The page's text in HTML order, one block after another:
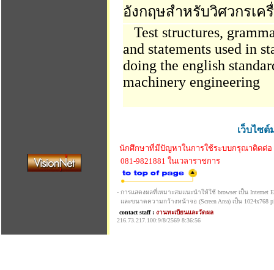
อังกฤษสำหรับวิศวกรเค
Test structures,
and statements used in
doing the english
machinery engineering
เว็บไซ
นักศึกษาที่มีปัญหาในการใช้ระบบกรุณาติดต่อ
081-9821881 ในเวลาราชการ
- การแสดงผลที่เหมาะสมแนะนำให้ใช้ browser เป็น Internet
และขนาดความกว้างหน้าจอ (Screen Area) เป็น 1024x768
contact staff : งานทะเบียนและวัดผล
216.73.217.100:9/8/2569 8:36:56